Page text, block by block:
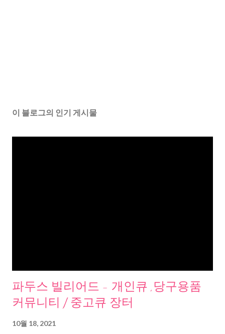
이 블로그의 인기 게시물
파두스 빌리어드 - 개인큐 ,당구용품
커뮤니티 / 중고큐 장터
10월 18, 2021